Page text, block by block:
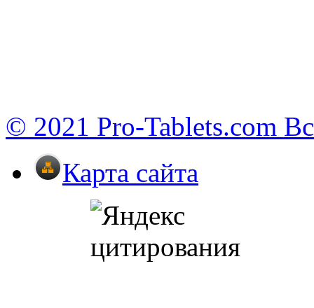
© 2021 Pro-Tablets.com
Карта сайта